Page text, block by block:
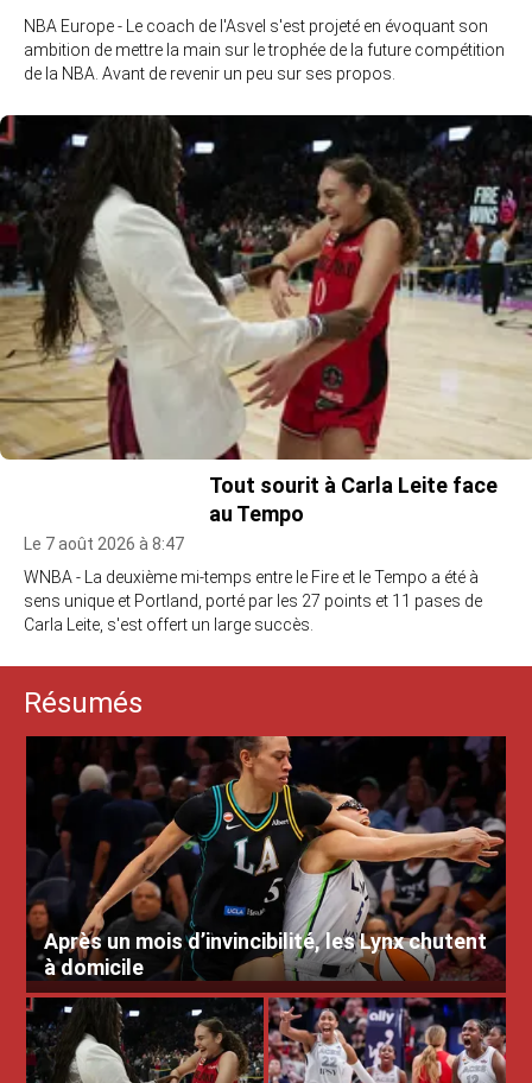
NBA Europe - Le coach de l'Asvel s'est projeté en évoquant son
ambition de mettre la main sur le trophée de la future compétition
de la NBA. Avant de revenir un peu sur ses propos.
Tout sourit à Carla Leite face
au Tempo
Le 7 août 2026 à 8:47
WNBA - La deuxième mi-temps entre le Fire et le Tempo a été à
sens unique et Portland, porté par les 27 points et 11 pases de
Carla Leite, s'est offert un large succès.
Résumés
Après un mois d’invincibilité, les Lynx chutent
à domicile